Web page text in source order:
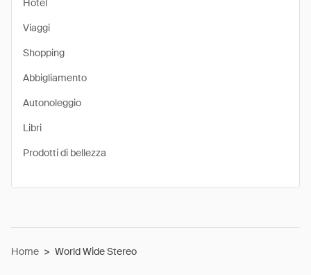
Hotel
Viaggi
Shopping
Abbigliamento
Autonoleggio
Libri
Prodotti di bellezza
Home > World Wide Stereo